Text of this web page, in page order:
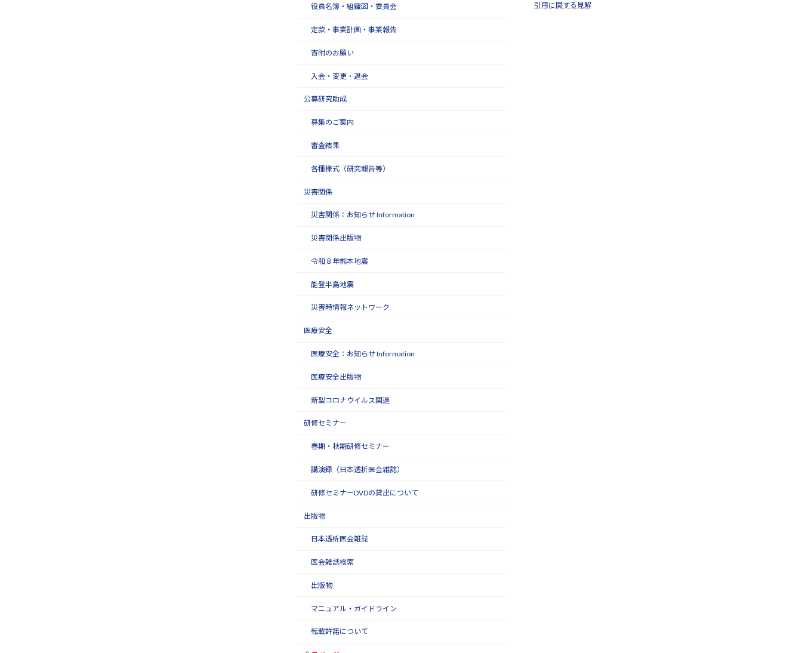
役員名簿・組織図・委員会
定款・事業計画・事業報告
寄附のお願い
入会・変更・退会
公募研究助成
募集のご案内
審査結果
各種様式（研究報告等）
災害関係
災害関係：お知らせ Information
災害関係出版物
令和８年熊本地震
能登半島地震
災害時情報ネットワーク
医療安全
医療安全：お知らせ Information
医療安全出版物
新型コロナウイルス関連
研修セミナー
春期・秋期研修セミナー
講演録（日本透析医会雑誌）
研修セミナーDVDの貸出について
出版物
日本透析医会雑誌
医会雑誌検索
出版物
マニュアル・ガイドライン
転載許諾について
引用に関する見解